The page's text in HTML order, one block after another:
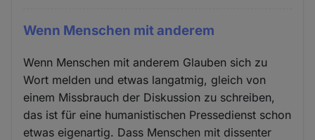
Wenn Menschen mit anderem
Wenn Menschen mit anderem Glauben sich zu
Wort melden und etwas langatmig, gleich von
einem Missbrauch der Diskussion zu schreiben,
das ist für eine humanistischen Pressedienst schon
etwas eigenartig. Dass Menschen mit dissenter